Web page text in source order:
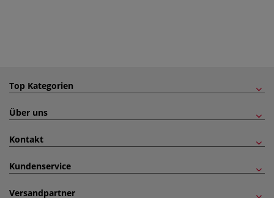
Top Kategorien
Über uns
Kontakt
Kundenservice
Versandpartner